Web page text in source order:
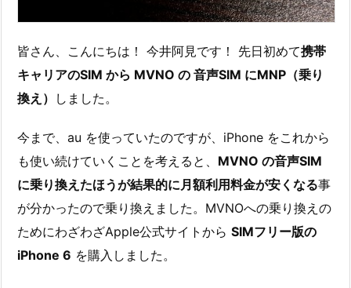
皆さん、こんにちは！ 今井阿見です！ 先日初めて携帯
キャリアのSIM から MVNO の 音声SIM にMNP（乗り
換え） しました。
今まで、au を使っていたのですが、iPhone をこれから
も使い続けていくことを考えると、 MVNO の音声SIM
に乗り換えたほうが結果的に月額利用料金が安くなる事
が分かったので乗り換えました。MVNOへの乗り換えの
ためにわざわざApple公式サイトから SIMフリー版の
iPhone 6 を購入しました。